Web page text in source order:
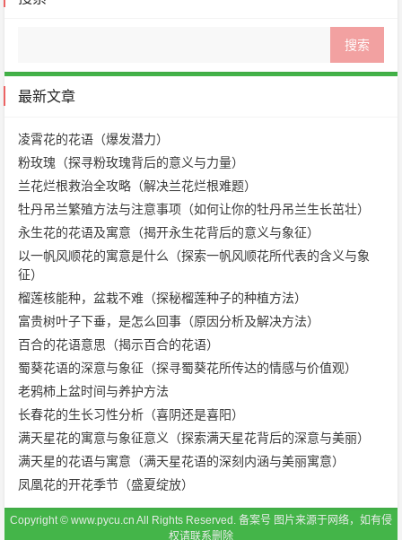
最新文章
凌霄花的花语（爆发潜力）
粉玫瑰（探寻粉玫瑰背后的意义与力量）
兰花烂根救治全攻略（解决兰花烂根难题）
牡丹吊兰繁殖方法与注意事项（如何让你的牡丹吊兰生长茁壮）
永生花的花语及寓意（揭开永生花背后的意义与象征）
以一帆风顺花的寓意是什么（探索一帆风顺花所代表的含义与象
征）
榴莲核能种，盆栽不难（探秘榴莲种子的种植方法）
富贵树叶子下垂，是怎么回事（原因分析及解决方法）
百合的花语意思（揭示百合的花语）
蜀葵花语的深意与象征（探寻蜀葵花所传达的情感与价值观）
老鸦柿上盆时间与养护方法
长春花的生长习性分析（喜阴还是喜阳）
满天星花的寓意与象征意义（探索满天星花背后的深意与美丽）
满天星的花语与寓意（满天星花语的深刻内涵与美丽寓意）
凤凰花的开花季节（盛夏绽放）
Copyright © www.pycu.cn All Rights Reserved. 备案号 图片来源于网络，如有侵
权请联系删除